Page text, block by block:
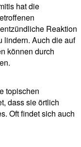
hat die
Reaktion
lindern. Auch die auf
können durch
topischen
dass sie örtlich
Oft findet sich auch